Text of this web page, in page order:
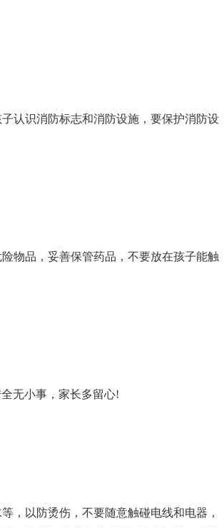
认识消防标志和消防设施，要保护消防设
物品，妥善保管药品，不要放在孩子能触
无小事，家长多留心!
，以防烫伤，不要随意触碰电线和电器，